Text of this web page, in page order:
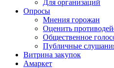
Для организаций
Опросы
Мнения горожан
Оценить
Общественное
Публичные
Витрина закупок
Амаркет